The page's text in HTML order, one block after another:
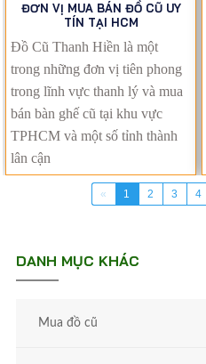
ĐƠN VỊ MUA BÁN ĐỒ CŨ UY
TÍN TẠI HCM
Đồ Cũ Thanh Hiền là một
trong những đơn vị tiên phong
trong lĩnh vực thanh lý và mua
bán bàn ghế cũ tại khu vực
TPHCM và một số tỉnh thành
lân cận
« 1 2 3 4
DANH MỤC KHÁC
Mua đồ cũ